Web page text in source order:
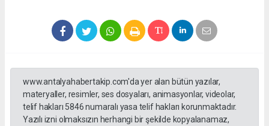
www.antalyahabertakip.com'da yer alan bütün yazılar,
materyaller, resimler, ses dosyaları, animasyonlar, videolar,
telif hakları 5846 numaralı yasa telif hakları korunmaktadır.
Yazılı izni olmaksızın herhangi bir şekilde kopyalanamaz,